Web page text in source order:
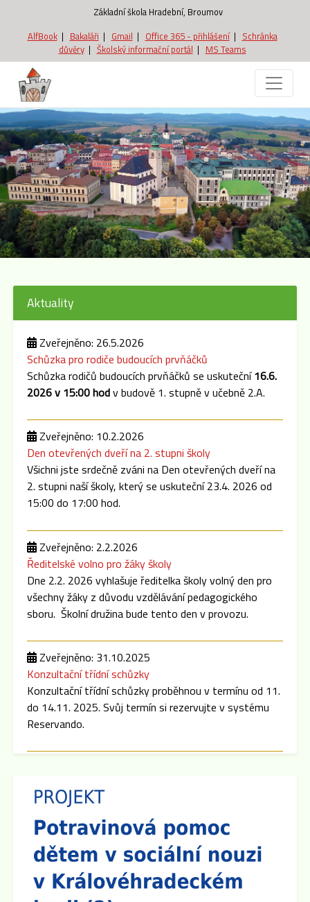
Základní škola Hradební, Broumov
AlfBook| Bakaláři | Gmail | Office 365 - přihlášení| Schránka
důvěry| Školský informační portál | MS Teams
Aktuality
Zveřejněno: 26.5.2026
Schůzka pro rodiče budoucích prvňáčků
Schůzka rodičů budoucích prvňáčků se uskuteční16.6.
2026 v 15:00 hodv budově 1. stupně v učebně 2.A.
Zveřejněno: 10.2.2026
Den otevřených dveří na 2. stupni školy
Všichni jste srdečně zváni na Den otevřených dveří na
2. stupni naší školy, který se uskuteční 23.4. 2026 od
15:00 do 17:00 hod.
Zveřejněno: 2.2.2026
Ředitelské volno pro žáky školy
Dne 2.2. 2026 vyhlašuje ředitelka školy volný den pro
všechny žáky z důvodu vzdělávání pedagogického
sboru. Školní družina bude tento den v provozu.
Zveřejněno: 31.10.2025
Konzultační třídní schůzky
Konzultační třídní schůzky proběhnou v termínu od 11.
do 14.11. 2025. Svůj termín si rezervujte v systému
Reservando.
Dne 15.9. 2025 cca v 16:00 hod se po skončení
Plenární schůze SRPŠ budou konat třídní schůzky
jednotlivých tříd. Pokud dojde k malému zpoždění,
předem se omlouváme, učitelský sbor se půjde nejprve
představit do prvních a šestých tříd.